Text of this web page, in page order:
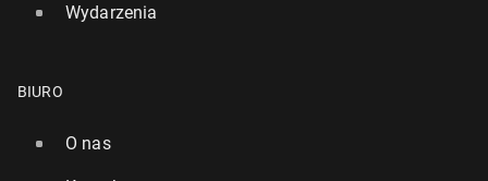
Wydarzenia
BIURO
O nas